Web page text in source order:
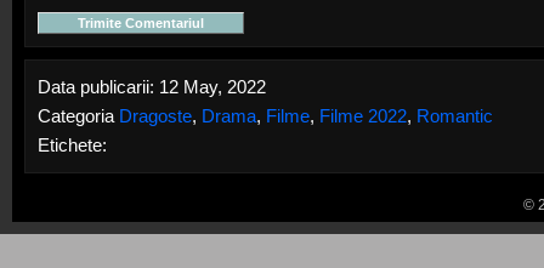
Data publicarii: 12 May, 2022
Categoria Dragoste, Drama, Filme, Filme 2022, Romantic
Etichete:
©